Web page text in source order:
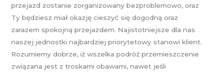
przejazd zostanie zorganizowany bezproblemowo, oraz
Ty będziesz miał okazję cieszyć się dogodną oraz
zarazem spokojną przejazdem. Najistotniejsze dla nas
naszej jednostki najbardziej priorytetowy stanowi klient.
Rozumiemy dobrze, iż wszelka podróż przemieszczenie
związana jest z troskami obawami, nawet jeśli